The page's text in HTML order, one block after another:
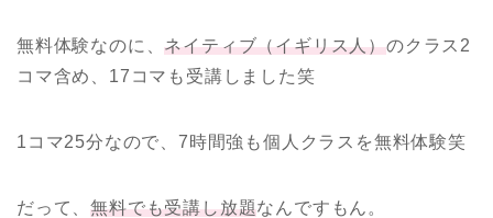
無料体験なのに、ネイティブ（イギリス人）のクラス2
コマ含め、17コマも受講しました笑
1コマ25分なので、7時間強も個人クラスを無料体験笑
だって、無料でも受講し放題なんですもん。